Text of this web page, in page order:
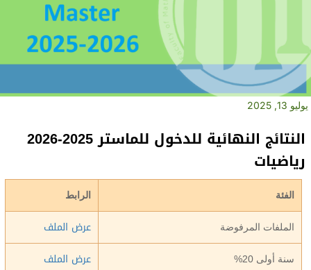
يوليو 13, 2025
النتائج النهائية للدخول للماستر 2025-2026
رياضيات
الفئة الرابط
الملفات المرفوضة عرض الملف
سنة أولى 20% عرض الملف